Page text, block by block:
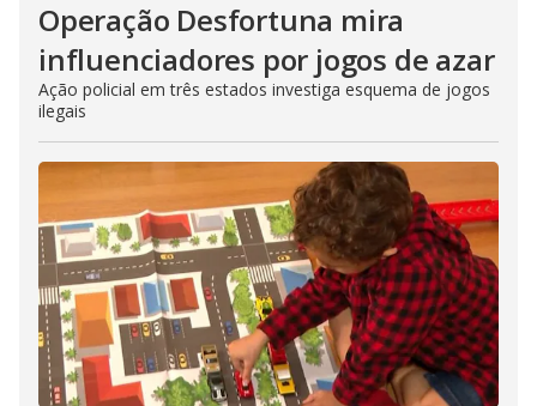
Operação Desfortuna mira
influenciadores por jogos de azar
Ação policial em três estados investiga esquema de jogos
ilegais